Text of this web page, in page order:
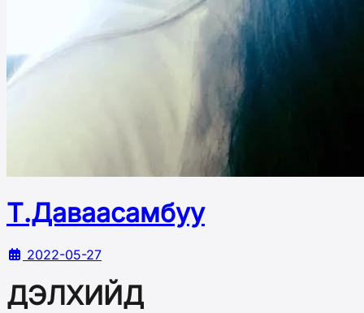
Т.Даваасамбуу
2022-05-27
ДЭЛХИЙД